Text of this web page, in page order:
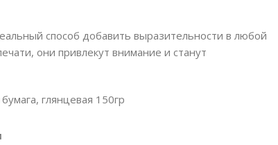
способ добавить выразительности в любой
они привлекут внимание и станут
глянцевая 150гр